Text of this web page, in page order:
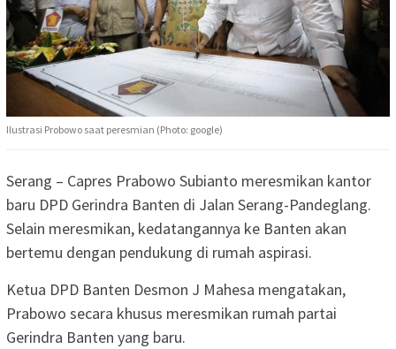
Ilustrasi Probowo saat peresmian (Photo: google)
Serang – Capres Prabowo Subianto meresmikan kantor
baru DPD Gerindra Banten di Jalan Serang-Pandeglang.
Selain meresmikan, kedatangannya ke Banten akan
bertemu dengan pendukung di rumah aspirasi.
Ketua DPD Banten Desmon J Mahesa mengatakan,
Prabowo secara khusus meresmikan rumah partai
Gerindra Banten yang baru.